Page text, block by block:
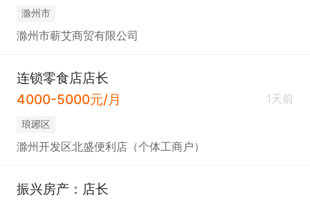
滁州市
滁州市蕲艾商贸有限公司
连锁零食店店长
4000-5000元/月
1天前
琅琊区
滁州开发区北盛便利店（个体工商户）
振兴房产：店长